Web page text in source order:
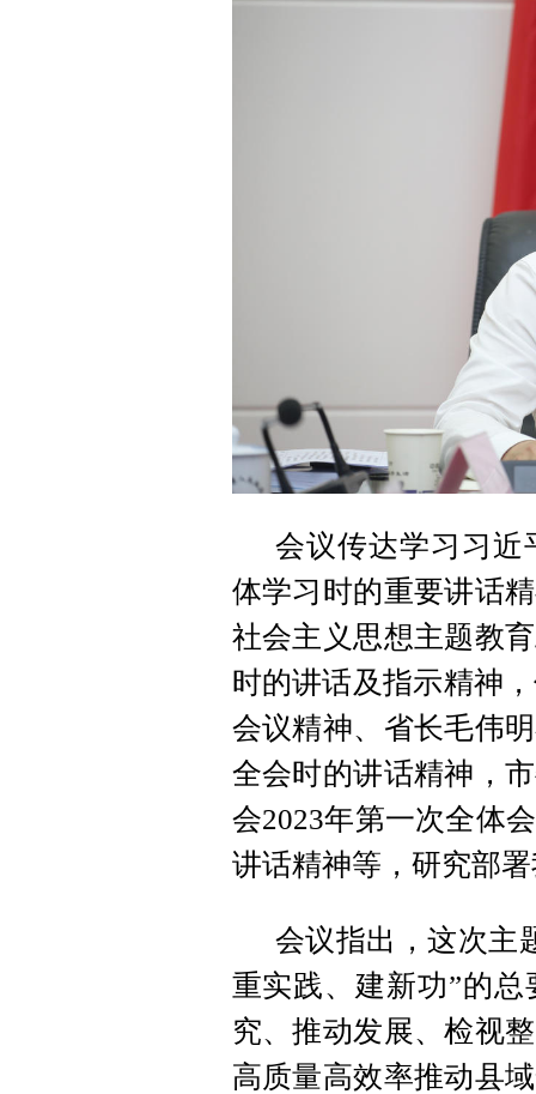
会议传达学习习近
体学习时的重要讲话
社会主义思想主题教
时的讲话及指示精神
会议精神、省长毛伟
全会时的讲话精神，
会2023年第一次全体
讲话精神等，研究部
会议指出，这次主
重实践、建新功”的
究、推动发展、检视
高质量高效率推动县